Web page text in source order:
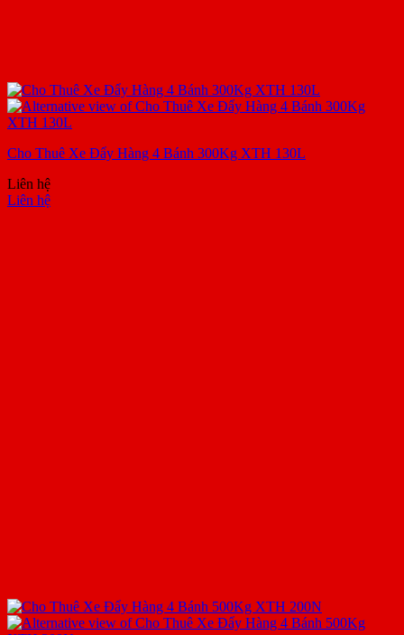
Cho Thuê Xe Đẩy Hàng 4 Bánh 300Kg XTH 130L
Liên hệ
Liên hệ